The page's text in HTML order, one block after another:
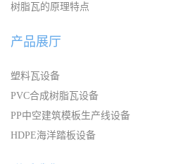
树脂瓦的原理特点
产品展厅
塑料瓦设备
PVC合成树脂瓦设备
PP中空建筑模板生产线设备
HDPE海洋踏板设备